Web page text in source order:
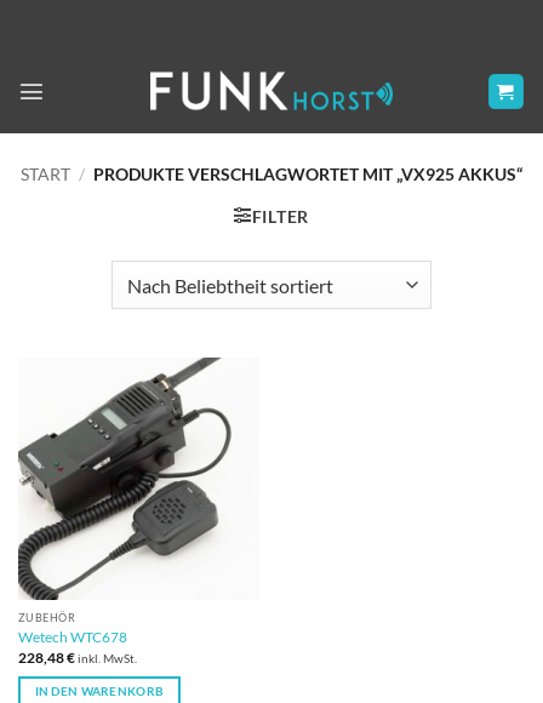
START / PRODUKTE VERSCHLAGWORTET MIT „VX925 AKKUS“
FILTER
ZUBEHÖR
Wetech WTC678
228,48€inkl. MwSt.
IN DEN WARENKORB